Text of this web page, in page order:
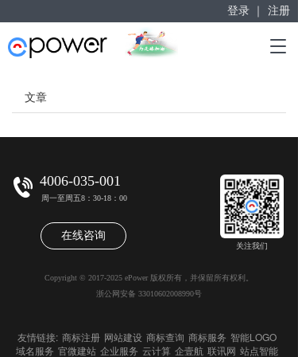
T
l
n
v
i
g
a
t
赋能“大众创业”
掘金万亿企业服务市场！
登录 ｜ 注册
文章
4006-035-001
周一至周五8：30-18：00
在线咨询
关注我们
Copyright © 2017-2025 ePower 版权所有，并保留所有权利。
浙公网安备 33010602008990号
友情链接: 商标注册 网站建设 商标查询 商标服务 智能LOGO
域名服务 官微建站 企业服务 云计算 企壹航 联讯网 站点智能